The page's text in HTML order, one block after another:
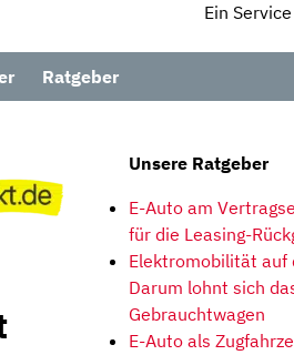
Ein
Ratgeber
Unsere Ratgeber
E-Auto am
für die Leasing-
Elektromobilität auf
Darum lohnt sich
Gebrauchtwagen
E-Auto als